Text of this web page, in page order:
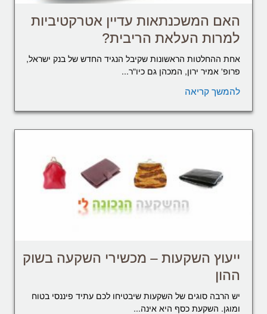
האם המשכנתאות עדיין אטרקטיביות
למרות העלאת הריבית?
אחת ההחלטות הראשונות שקיבל הנגיד החדש של בנק ישראל,
פרופ' אמיר ירון, המכהן גם כיו"ר...
להמשך קריאה
ייעוץ השקעות – מכשירי השקעה בשוק
ההון
יש הרבה סוגים של השקעות שיבטיחו לכם עתיד פיננסי בטוח
ומוגן. השקעת כסף היא אינה...